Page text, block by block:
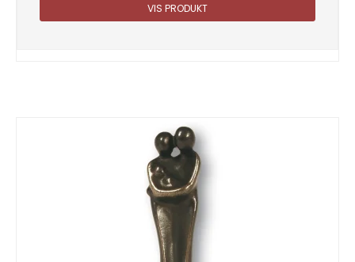
VIS PRODUKT